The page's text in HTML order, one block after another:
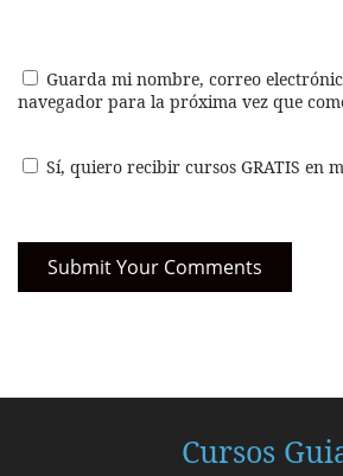
Guarda mi nombre, correo
navegador para la próxima vez que
Sí, quiero recibir cursos GRATIS en
Cursos